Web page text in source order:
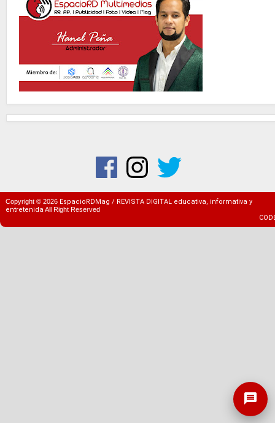
Copyright © 2026 EspacioRDMag / REVISTA DIGITAL educativa, informativa y
entretenidaAll Right Reserved
message